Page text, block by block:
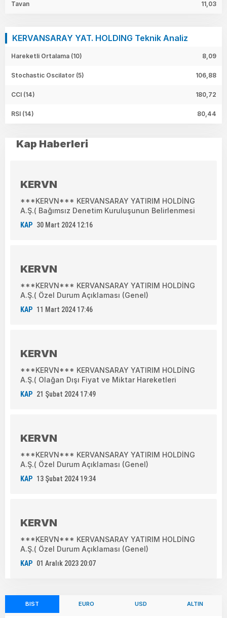
Tavan 11,03
KERVANSARAY YAT. HOLDING Teknik Analiz
Hareketli Ortalama (10) 8,09
Stochastic Oscilator (5) 106,88
CCI (14) 180,72
RSI (14) 80,44
Kap Haberleri
KERVN
***KERVN*** KERVANSARAY YATIRIM HOLDİNG
A.Ş.( Bağımsız Denetim Kuruluşunun Belirlenmesi
KAP 30 Mart 2024 12:16
KERVN
***KERVN*** KERVANSARAY YATIRIM HOLDİNG
A.Ş.( Özel Durum Açıklaması (Genel)
KAP 11 Mart 2024 17:46
KERVN
***KERVN*** KERVANSARAY YATIRIM HOLDİNG
A.Ş.( Olağan Dışı Fiyat ve Miktar Hareketleri
KAP 21 Şubat 2024 17:49
KERVN
***KERVN*** KERVANSARAY YATIRIM HOLDİNG
A.Ş.( Özel Durum Açıklaması (Genel)
KAP 13 Şubat 2024 19:34
KERVN
***KERVN*** KERVANSARAY YATIRIM HOLDİNG
A.Ş.( Özel Durum Açıklaması (Genel)
KAP 01 Aralık 2023 20:07
BIST EURO USD ALTIN